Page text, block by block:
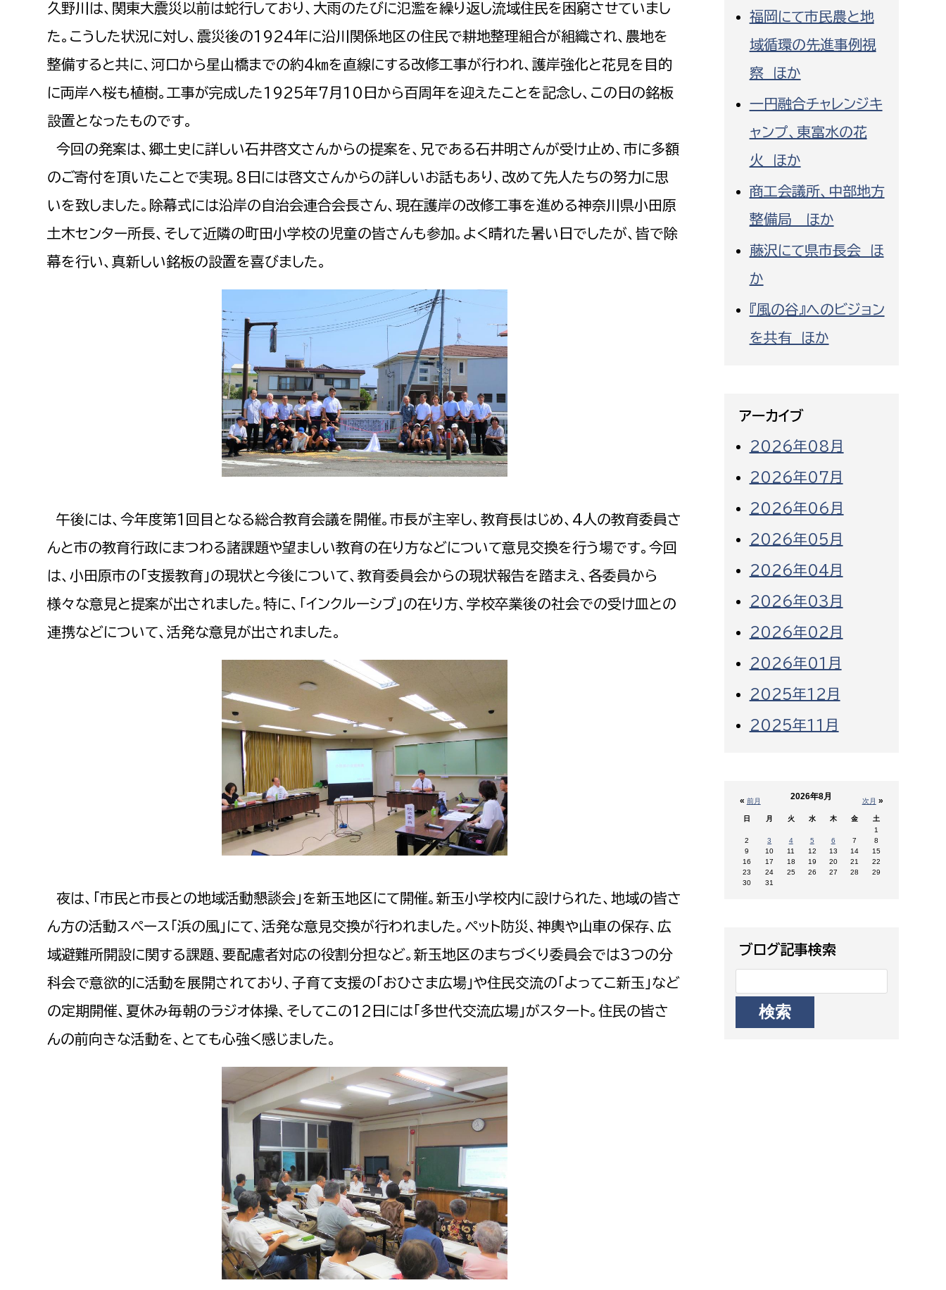
農業委員会事務局 議会総務課
久野川は、関東大震災以前は蛇行しており、大雨のたびに氾濫を繰り返し流域住民を困窮させていまし
た。こうした状況に対し、震災後の1924年に沿川関係地区の住民で耕地整理組合が組織され、農地を
整備すると共に、河口から星山橋までの約4㎞を直線にする改修工事が行われ、護岸強化と花見を目的
に両岸へ桜も植樹。工事が完成した1925年7月10日から百周年を迎えたことを記念し、この日の銘板
設置となったものです。
今回の発案は、郷土史に詳しい石井啓文さんからの提案を、兄である石井明さんが受け止め、市に多額
のご寄付を頂いたことで実現。8日には啓文さんからの詳しいお話もあり、改めて先人たちの努力に思
いを致しました。除幕式には沿岸の自治会連合会長さん、現在護岸の改修工事を進める神奈川県小田原
土木センター所長、そして近隣の町田小学校の児童の皆さんも参加。よく晴れた暑い日でしたが、皆で除
幕を行い、真新しい銘板の設置を喜びました。
午後には、今年度第1回目となる総合教育会議を開催。市長が主宰し、教育長はじめ、4人の教育委員さ
んと市の教育行政にまつわる諸課題や望ましい教育の在り方などについて意見交換を行う場です。今回
は、小田原市の「支援教育」の現状と今後について、教育委員会からの現状報告を踏まえ、各委員から
様々な意見と提案が出されました。特に、「インクルーシブ」の在り方、学校卒業後の社会での受け皿との
連携などについて、活発な意見が出されました。
夜は、「市民と市長との地域活動懇談会」を新玉地区にて開催。新玉小学校内に設けられた、地域の皆さ
ん方の活動スペース「浜の風」にて、活発な意見交換が行われました。ペット防災、神輿や山車の保存、広
域避難所開設に関する課題、要配慮者対応の役割分担など。新玉地区のまちづくり委員会では3つの分
科会で意欲的に活動を展開されており、子育て支援の「おひさま広場」や住民交流の「よってこ新玉」など
の定期開催、夏休み毎朝のラジオ体操、そしてこの12日には「多世代交流広場」がスタート。住民の皆さ
んの前向きな活動を、とても心強く感じました。
福岡にて市民農と地
域循環の先進事例視
察 ほか
一円融合チャレンジキ
ャンプ、東富水の花
火 ほか
商工会議所、中部地方
整備局 ほか
藤沢にて県市長会 ほ
か
『風の谷』へのビジョン
を共有 ほか
アーカイブ
2026年08月
2026年07月
2026年06月
2026年05月
2026年04月
2026年03月
2026年02月
2026年01月
2025年12月
2025年11月
« 前月 次月 »
2026年8月
日 月 火 水 木 金
土
1
2
3 4 5 6 7
8
9
10 11 12 13 14
15
16
17 18 19 20 21
22
23
24 25 26 27 28
29
30
31
ブログ記事検索